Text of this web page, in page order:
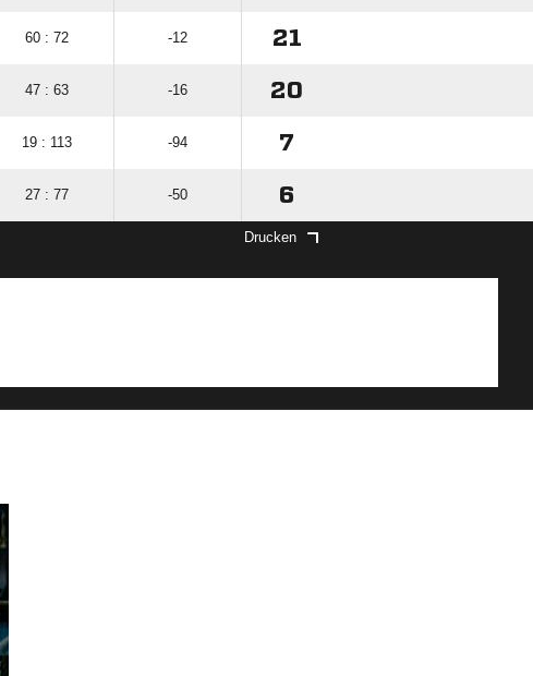
60 : 72 -12 21
47 : 63 -16 20
19 : 113 -94 7
27 : 77 -50 6
Drucken